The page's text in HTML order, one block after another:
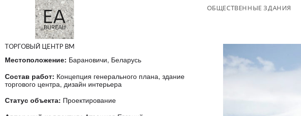
ОБЩЕСТВЕННЫЕ ЗДАНИЯ
ТОРГОВЫЙ ЦЕНТР BM
Местоположение: Барановичи, Беларусь
Состав работ: Концепция генерального плана, здание
торгового центра, дизайн интерьера
Статус объекта: Проектирование